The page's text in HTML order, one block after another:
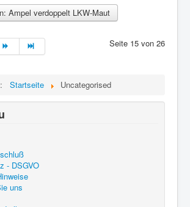
Ampel verdoppelt LKW-Maut
Seite 15 von 26
Startseite Uncategorised
- DSGVO
uns